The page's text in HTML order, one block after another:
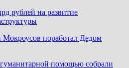
рублей на развитие
Мокроусов поработал Дедом
помощью собрали